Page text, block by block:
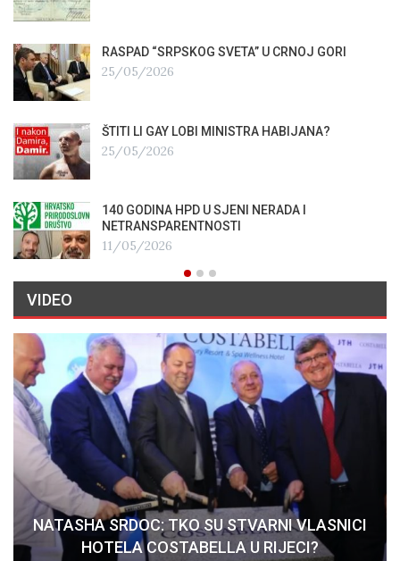
RASPAD “SRPSKOG SVETA” U CRNOJ GORI
25/05/2026
ŠTITI LI GAY LOBI MINISTRA HABIJANA?
25/05/2026
140 GODINA HPD U SJENI NERADA I
NETRANSPARENTNOSTI
11/05/2026
VIDEO
NATASHA SRDOC: TKO SU STVARNI VLASNICI
HOTELA COSTABELLA U RIJECI?